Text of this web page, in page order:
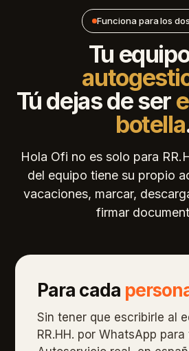
Funciona para los
Tu
Tú dejas de ser
botella
Hola Ofi no es solo para
del equipo tiene su propio
vacaciones, marcar,
firmar
Para cada
Sin tener que escribirle al
RR.HH. por WhatsApp para